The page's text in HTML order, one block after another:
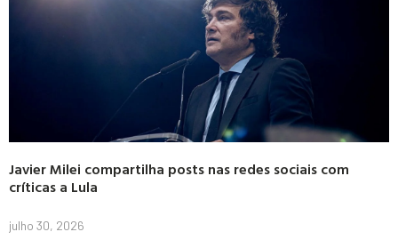
Javier Milei compartilha posts nas redes sociais com
críticas a Lula
julho 30, 2026